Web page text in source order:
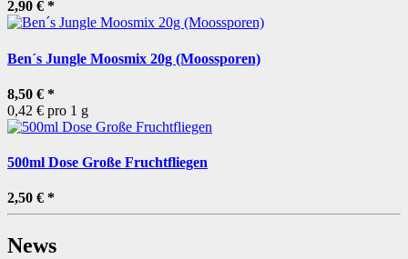
2,90 € *
Ben´s Jungle Moosmix 20g (Moossporen)
8,50 € *
0,42 € pro 1 g
500ml Dose Große Fruchtfliegen
2,50 € *
News